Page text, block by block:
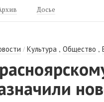
Досье
/Культура ,Общество ,